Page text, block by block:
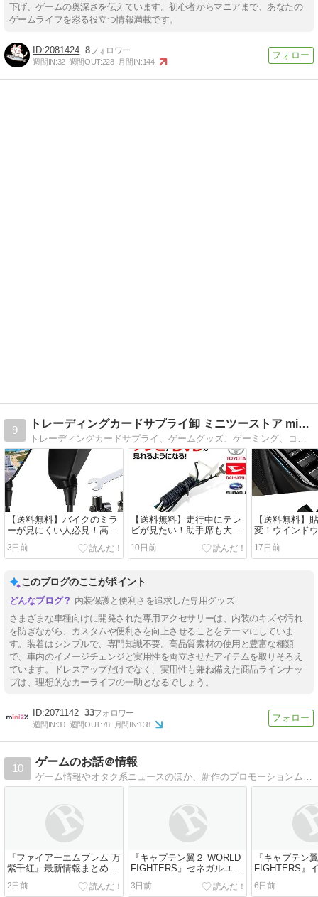
下げ、ゲームの奥深さを伝えています。初心者からマニアまで、あなたの
ゲームライフを彩る役立つ情報満載です。
2081424 8
週間IN:32 週間OUT:228 月間IN:144
9
トレーディングカードサプライ卸 ミニツーストア mini2x
トレーディングカードサプライ、ゲームグッズ、ゲーミング、コレクショングッズを製造しているmini2xブランドです。私たちは製品は皆様の毎日をもっと楽しくすることをお約束します。
【送料無料】バイクのミラ
ーが見にくい人必見！高精
細ホワイトガラスで後続車
がハッハッキリ見える
3日前
【送料無料】走行中にテレ
ビが見たい！助手席も大満
足の「テレビキャンセラ
ー」でドライブ【徹底解
10日前
【送料無料】
変！ウインド
ーニッシュで
へ【新型プリ
17日前
このブログのここがポイント
内装保護と便利さを追求した専用グッズ
さまざまな車種向けに開発された専用アクセサリーは、内装のキズや汚れ
を防ぎながら、カスタムや便利さを向上させることをテーマにしていま
す。装着はシンプルで、専門知識不要。高品質素材の使用と豊富な種類
で、車内のイメージチェンジと実用性を両立させたアイテムを取りそろえ
ています。ドレスアップだけでなく、実用性も兼ね備えた商品ラインナッ
プは、理想的なカーライフの一助となるでしょう。
2071142 33
週間IN:30 週間OUT:78 月間IN:138
10
ゲームのお話＠情報
ゲーム情報やオタク系ニュースのほか、新作のプロモーションムービーやプレイ動画など、様々な動画も紹介していきます。
『ファイアーエムブレム 万
紫千紅』最新情報まとめ｜
戦闘・兵種・育成・主人公
4人の切り替え、そして5年
2日前
『キャプテン翼２ WORLD
FIGHTERS』セネガルユー
ス紹介映像公開 サンゴール
（声優：堀江瞬）らメンバ
3日前
『キャプテン
FIGHTERS』
ス紹介映像公
ナンデス（声
6日前